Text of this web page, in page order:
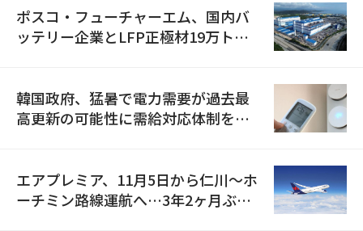
ポスコ・フューチャーエム、国内バ
ッテリー企業とLFP正極材19万トン
韓国政府、猛暑で電力需要が過去最
高更新の可能性に需給対応体制を点
エアプレミア、11月5日から仁川〜ホ
ーチミン路線運航へ…3年2ヶ月ぶり